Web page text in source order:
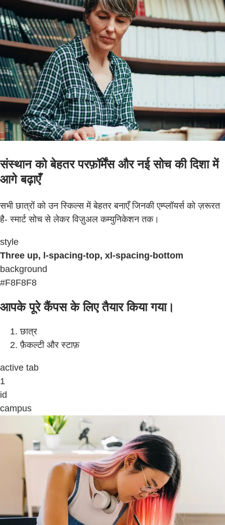
संस्थान को बेहतर परफ़ॉर्मेंस और नई सोच की दिशा में
आगे बढ़ाएँ
सभी छात्रों को उन स्किल्स में बेहतर बनाएँ जिनकी एम्प्लॉयर्स को ज़रूरत
है- स्मार्ट सोच से लेकर विज़ुअल कम्युनिकेशन तक।
style
Three up, l-spacing-top, xl-spacing-bottom
background
#F8F8F8
आपके पूरे कैंपस के लिए तैयार किया गया।
छात्र
फ़ैकल्टी और स्टाफ़
active tab
1
id
campus